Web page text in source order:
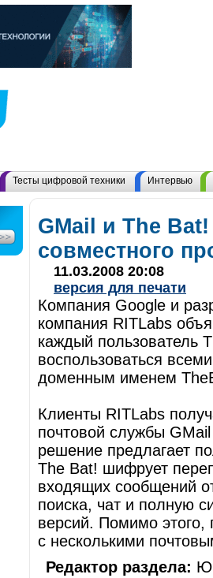
Тесты цифровой техники Интервью
GMail и The
совместного
11.03.2008 20:08
версия для печати
Компания Google и
компания RITLabs
каждый пользователь
воспользоваться
доменным именем
Клиенты RITLabs
почтовой службы
решение предлагает
The Bat! шифрует
входящих сообщений
поиска, чат и полную
версий. Помимо этого,
с несколькими
Редактор раздела: